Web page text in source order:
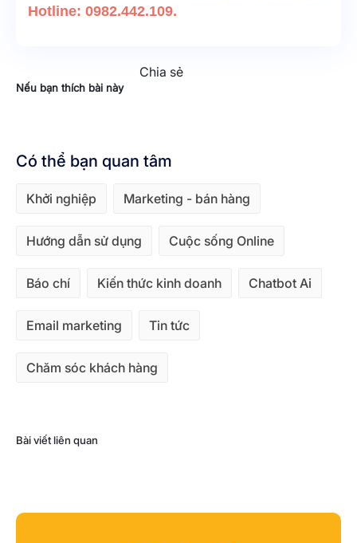
Hotline: 0982.442.109.
Nếu bạn thích bài này
Chia sẻ
Có thể bạn quan tâm
Khởi nghiệp Marketing - bán hàng
Hướng dẫn sử dụng Cuộc sống Online
Báo chí Kiến thức kinh doanh Chatbot Ai
Email marketing Tin tức
Chăm sóc khách hàng
Bài viết liên quan